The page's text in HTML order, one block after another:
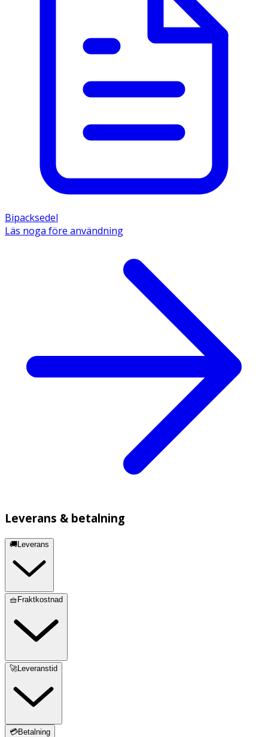
Bipacksedel
Läs noga före användning
Leverans & betalning
🚚Leverans
🧺Fraktkostnad
🚀Leveranstid
💳Betalning